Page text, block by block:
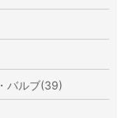
バルブ(39)